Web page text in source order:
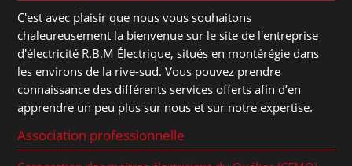
C'est avec plaisir que nous vous souhaitons
chaleureusement la bienvenue sur le site de l'entreprise
d'électricité R.B.M Électrique, situés en montérégie dans
les environs de la rive-sud. Vous pouvez prendre
connaissance des différents services offerts afin d’en
apprendre un peu plus sur nous et sur notre expertise.
Association professionnelle